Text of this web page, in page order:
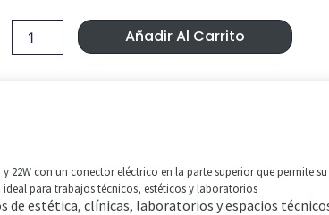
Era:
10,99 €.
Es:
9,80 €.
22W
Añadir Al Carrito
22W con un conector eléctrico en la parte superior que permite
para trabajos técnicos, estéticos y laboratorios
de estética, clínicas, laboratorios y espacios